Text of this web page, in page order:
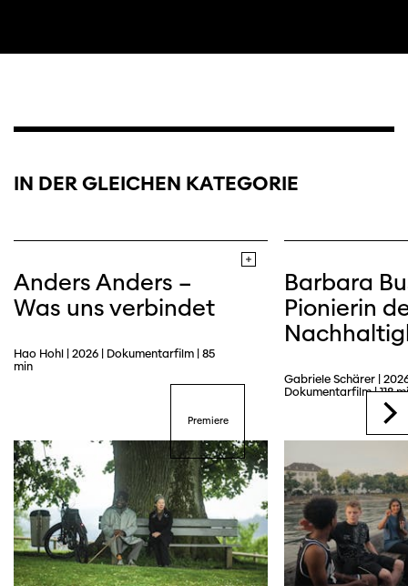
IN DER GLEICHEN KATEGORIE
Anders Anders –
Was uns verbindet
Hao Hohl | 2026 | Dokumentarfilm | 85
min
Premiere
Barbara
Pionierin
Gabriele Schärer |
Dokumentarfilm | 118